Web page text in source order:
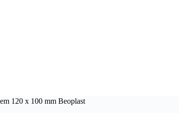
120 x 100 mm Beoplast